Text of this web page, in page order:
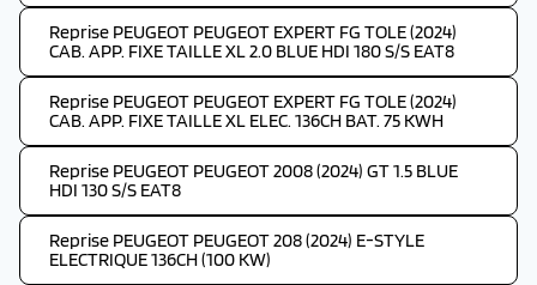
Reprise PEUGEOT PEUGEOT EXPERT FG TOLE (2024)
CAB. APP. FIXE TAILLE XL 2.0 BLUE HDI 180 S/S EAT8
Reprise PEUGEOT PEUGEOT EXPERT FG TOLE (2024)
CAB. APP. FIXE TAILLE XL ELEC. 136CH BAT. 75 KWH
Reprise PEUGEOT PEUGEOT 2008 (2024) GT 1.5 BLUE
HDI 130 S/S EAT8
Reprise PEUGEOT PEUGEOT 208 (2024) E-STYLE
ELECTRIQUE 136CH (100 KW)